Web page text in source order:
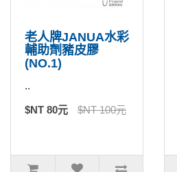
老人牌JANUA水彩
輔助劑豬皮膠
(NO.1)
..
$NT 80元 $NT 100元